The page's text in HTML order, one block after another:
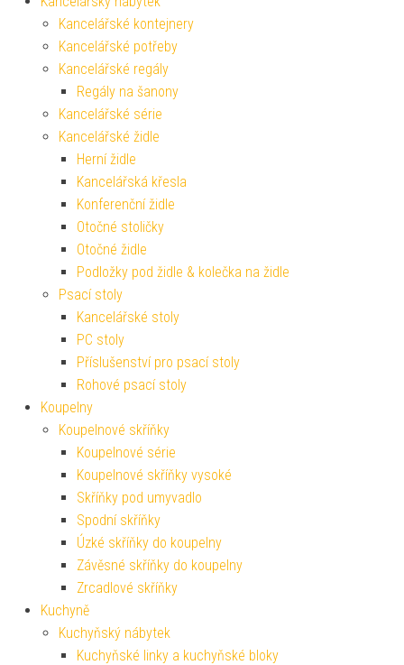
Kancelářské kontejnery
Kancelářské potřeby
Kancelářské regály
Regály na šanony
Kancelářské série
Kancelářské židle
Herní židle
Kancelářská křesla
Konferenční židle
Otočné stoličky
Otočné židle
Podložky pod židle & kolečka na židle
Psací stoly
Kancelářské stoly
PC stoly
Příslušenství pro psací stoly
Rohové psací stoly
Koupelny
Koupelnové skříňky
Koupelnové série
Koupelnové skříňky vysoké
Skříňky pod umyvadlo
Spodní skříňky
Úzké skříňky do koupelny
Závěsné skříňky do koupelny
Zrcadlové skříňky
Kuchyně
Kuchyňský nábytek
Kuchyňské linky a kuchyňské bloky